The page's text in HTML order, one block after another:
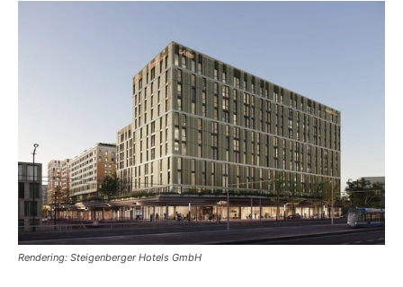
Rendering: Steigenberger Hotels GmbH